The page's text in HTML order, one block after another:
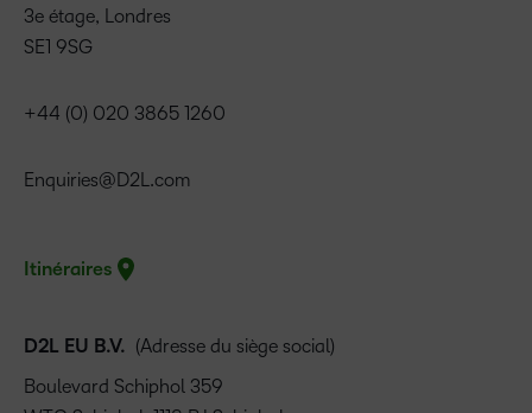
3e étage, Londres
SE1 9SG
+44 (0) 020 3865 1260
Enquiries@D2L.com
Itinéraires
D2L EU B.V. (Adresse du siège social)
Boulevard Schiphol 359